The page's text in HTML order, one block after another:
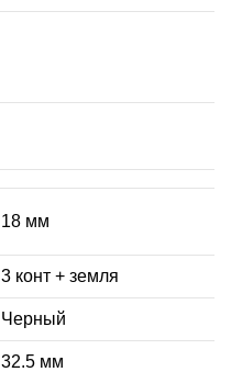
18 мм
3 конт + земля
Черный
32.5 мм